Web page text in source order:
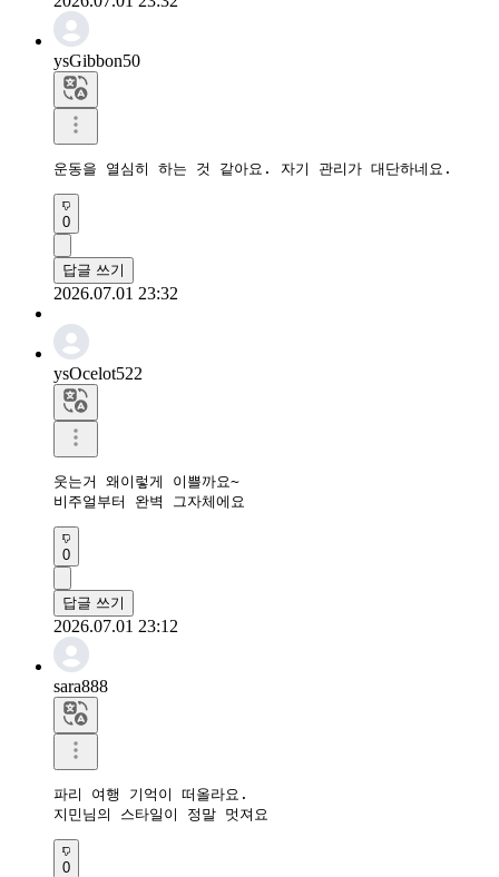
ysGibbon50
운동을 열심히 하는 것 같아요. 자기 관리가 대단하네요.
0
답글 쓰기
2026.07.01 23:32
ysOcelot522
웃는거 왜이렇게 이쁠까요~
비주얼부터 완벽 그자체에요
0
답글 쓰기
2026.07.01 23:12
sara888
파리 여행 기억이 떠올라요.
지민님의 스타일이 정말 멋져요
0